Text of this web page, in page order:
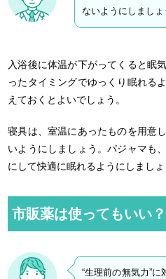
ないようにしましょ
入浴後に体温が下がってくると眠
ったタイミングでゆっくり眠れる
えておくとよいでしょう。
寝具は、室温にあったものを用意
いようにしましょう。パジャマも
にして快適に眠れるようにしましょ
市販薬は使ってもいい？
“生理前の無気力”